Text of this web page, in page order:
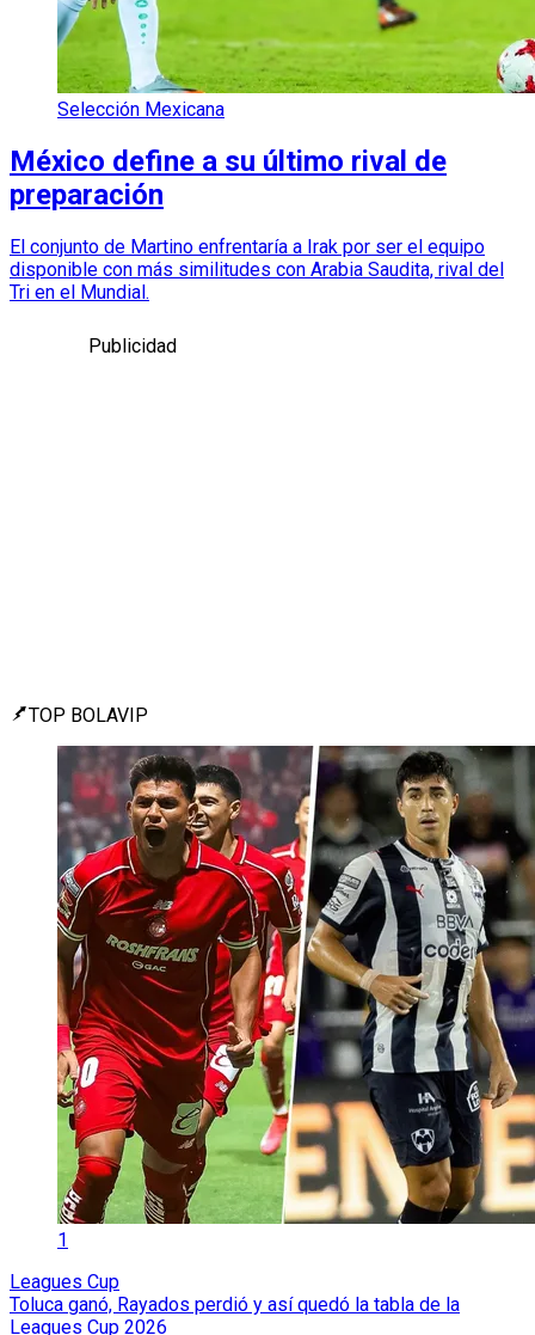
Selección Mexicana
México define a su último rival de
preparación
El conjunto de Martino enfrentaría a Irak por ser el equipo
disponible con más similitudes con Arabia Saudita, rival del
Tri en el Mundial.
Publicidad
TOP BOLAVIP
1
Leagues Cup
Toluca ganó, Rayados perdió y así quedó la tabla de la
Leagues Cup 2026